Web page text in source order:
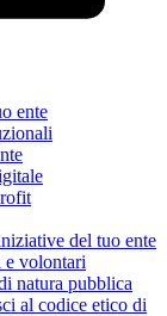
ente
del tuo ente
e volontari
natura pubblica
al codice etico di